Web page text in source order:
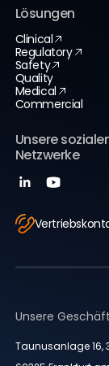
Lösungen
Clinical
Regulatory
Safety
Quality
Medical
Commercial
Unsere
Netzwerke
Unsere
Taunusanlage 16,